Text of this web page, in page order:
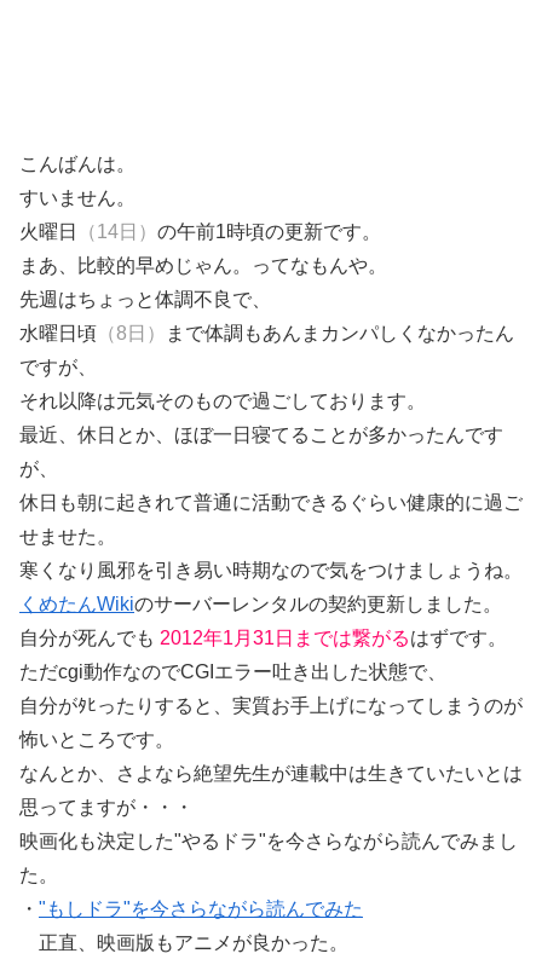
こんばんは。
すいません。
火曜日
（14日） の午前1時頃の更新です。
まあ、比較的早めじゃん。ってなもんや。
先週はちょっと体調不良で、
水曜日頃 （8日）
まで体調もあんまカンパしくなかったん
ですが、
それ以降は元気そのもので過ごしております。
最近、休日とか、ほぼ一日寝てることが多かったんです
が、
休日も朝に起きれて普通に活動できるぐらい健康的に過ご
せませた。
寒くなり風邪を引き易い時期なので気をつけましょうね。
くめたんWikiのサーバーレンタルの契約更新しました。
自分が死んでも 2012年1月31日までは繋がるはずです。
ただcgi動作なのでCGIエラー吐き出した状態で、
自分がﾀﾋったりすると、実質お手上げになってしまうのが
怖いところです。
なんとか、さよなら絶望先生が連載中は生きていたいとは
思ってますが・・・
映画化も決定した"やるドラ"を今さらながら読んでみまし
た。
・ "もしドラ"を今さらながら読んでみた
正直、映画版もアニメが良かった。